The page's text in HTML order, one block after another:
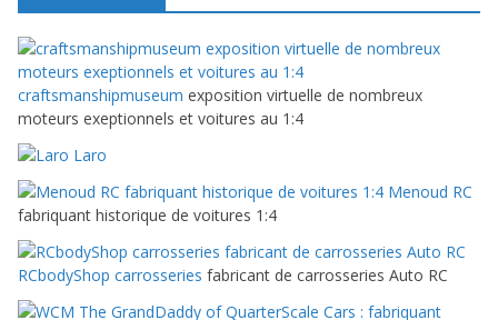
craftsmanshipmuseum exposition virtuelle de nombreux
moteurs exeptionnels et voitures au 1:4
Laro
Menoud RC
fabriquant historique de voitures 1:4
RCbodyShop carrosseries fabricant de carrosseries Auto RC